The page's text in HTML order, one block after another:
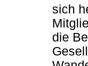
sich
die